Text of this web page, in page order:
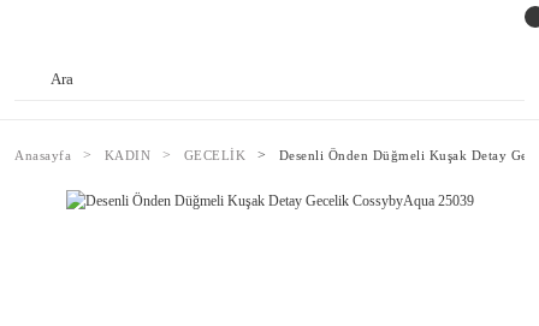
Anasayfa KADIN GECELİK Desenli Önden Düğmeli Kuşak Detay